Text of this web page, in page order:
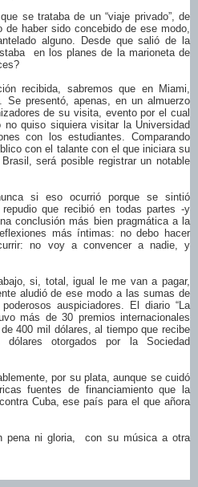
se trataba de un “viaje privado”, de
de haber sido concebido de ese modo,
alguno. Desde que salió de la
en los planes de la marioneta de
recibida, sabremos que en Miami,
Se presentó, apenas, en un almuerzo
de su visita, evento por el cual
quiso siquiera visitar la Universidad
con los estudiantes. Comparando
con el talante con el que iniciara su
será posible registrar un notable
si eso ocurrió porque se sintió
que recibió en todas partes -y
conclusión más bien pragmática a la
más íntimas: no debo hacer
no voy a convencer a nadie, y
si, total, igual le me van a pagar,
aludió de ese modo a las sumas de
auspiciadores. El diario “La
más de 30 premios internacionales
400 mil dólares, al tiempo que recibe
dólares otorgados por la Sociedad
por su plata, aunque se cuidó
fuentes de financiamiento que la
Cuba, ese país para el que añora
pena ni gloria, con su música a otra